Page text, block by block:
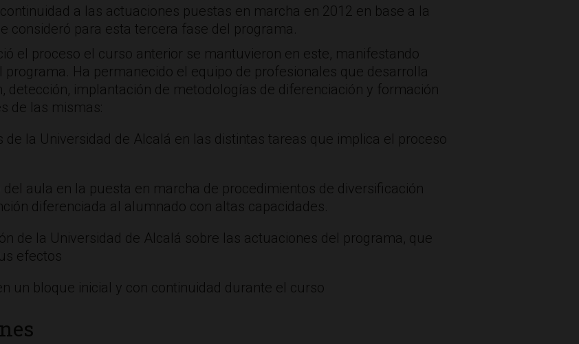
a las actuaciones puestas en marcha en 2012 en base a la
consideró para esta tercera fase del programa.
el proceso el curso anterior se mantuvieron en este, manifestando
Ha permanecido el equipo de profesionales que desarrolla
detección, implantación de metodologías de diferenciación y formación
de las mismas:
de la Universidad de Alcalá en las distintas tareas que implica el proceso
aula en la puesta en marcha de procedimientos de diversificación
diferenciada al alumnado con altas capacidades.
de la Universidad de Alcalá sobre las actuaciones del programa, que
efectos
un bloque inicial y con continuidad durante el curso